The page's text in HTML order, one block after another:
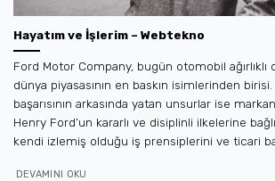
Hayatım ve İşlerim – Webtekno
Ford Motor Company, bugün otomobil ağırlıklı
dünya piyasasının en baskın isimlerinden
başarısının arkasında yatan unsurlar ise
Henry Ford’un kararlı ve disiplinli ilkelerine
kendi izlemiş olduğu iş prensiplerini ve ticari
DEVAMINI OKU